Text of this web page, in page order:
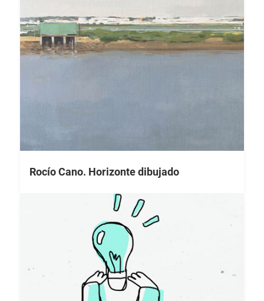
Rocío Cano. Horizonte dibujado